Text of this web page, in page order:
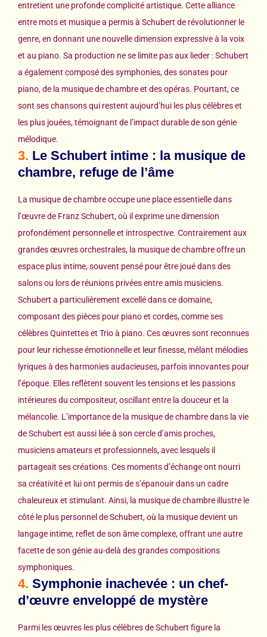
entretient une profonde complicité artistique. Cette alliance
entre mots et musique a permis à Schubert de révolutionner le
genre, en donnant une nouvelle dimension expressive à la voix
et au piano. Sa production ne se limite pas aux lieder : Schubert
a également composé des symphonies, des sonates pour
piano, de la musique de chambre et des opéras. Pourtant, ce
sont ses chansons qui restent aujourd’hui les plus célèbres et
les plus jouées, témoignant de l’impact durable de son génie
mélodique.
3. Le Schubert intime : la musique de
chambre, refuge de l’âme
La musique de chambre occupe une place essentielle dans
l’œuvre de Franz Schubert, où il exprime une dimension
profondément personnelle et introspective. Contrairement aux
grandes œuvres orchestrales, la musique de chambre offre un
espace plus intime, souvent pensé pour être joué dans des
salons ou lors de réunions privées entre amis musiciens.
Schubert a particulièrement excellé dans ce domaine,
composant des pièces pour piano et cordes, comme ses
célèbres Quintettes et Trio à piano. Ces œuvres sont reconnues
pour leur richesse émotionnelle et leur finesse, mêlant mélodies
lyriques à des harmonies audacieuses, parfois innovantes pour
l’époque. Elles reflètent souvent les tensions et les passions
intérieures du compositeur, oscillant entre la douceur et la
mélancolie. L’importance de la musique de chambre dans la vie
de Schubert est aussi liée à son cercle d’amis proches,
musiciens amateurs et professionnels, avec lesquels il
partageait ses créations. Ces moments d’échange ont nourri
sa créativité et lui ont permis de s’épanouir dans un cadre
chaleureux et stimulant. Ainsi, la musique de chambre illustre le
côté le plus personnel de Schubert, où la musique devient un
langage intime, reflet de son âme complexe, offrant une autre
facette de son génie au-delà des grandes compositions
symphoniques.
4. Symphonie inachevée : un chef-
d’œuvre enveloppé de mystère
Parmi les œuvres les plus célèbres de Schubert figure la